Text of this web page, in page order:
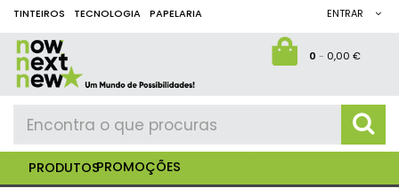
TINTEIROS TECNOLOGIA PAPELARIA ENTRAR
0- 0,00 €
PRODUTOSPROMOÇÕES